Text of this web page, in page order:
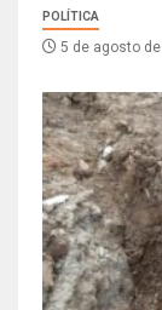
POLÍTICA
5 de agosto